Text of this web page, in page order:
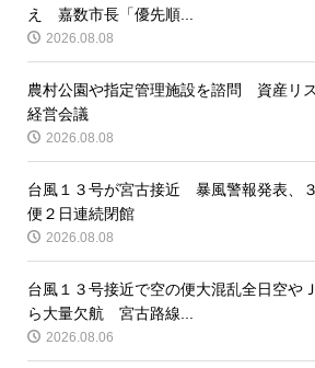
え 嘉数市長「優先順...
2026.08.08
農村公園や指定管理施設を諮問 資産リ
経営会議
2026.08.08
台風１３号が宮古接近 暴風警報発表、
便２日連続閉館
2026.08.08
台風１３号接近で空の便大混乱全日空や
ら大量欠航 宮古路線...
2026.08.06